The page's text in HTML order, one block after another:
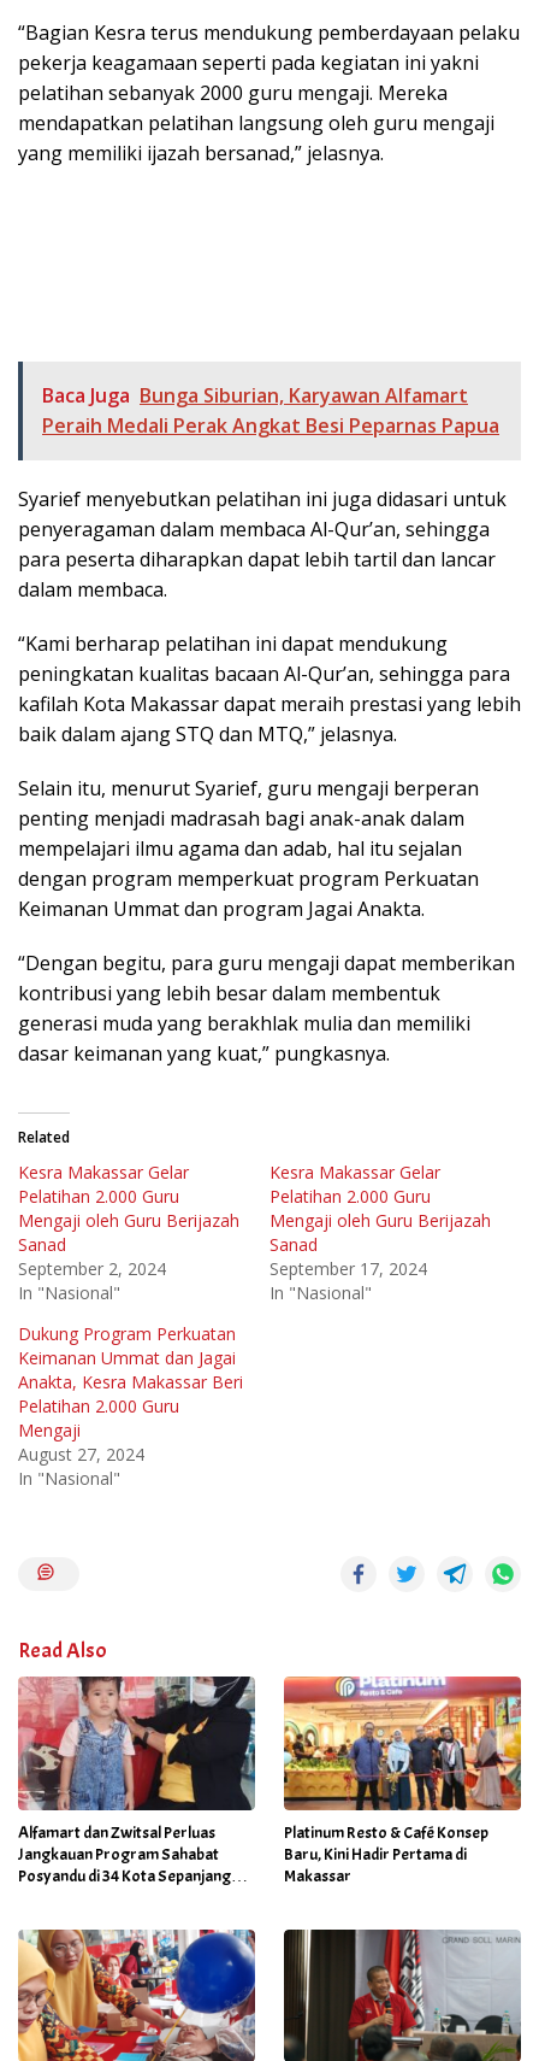
“Bagian Kesra terus mendukung pemberdayaan pelaku
pekerja keagamaan seperti pada kegiatan ini yakni
pelatihan sebanyak 2000 guru mengaji. Mereka
mendapatkan pelatihan langsung oleh guru mengaji
yang memiliki ijazah bersanad,” jelasnya.
Baca Juga Bunga Siburian, Karyawan Alfamart
Peraih Medali Perak Angkat Besi Peparnas Papua
Syarief menyebutkan pelatihan ini juga didasari untuk
penyeragaman dalam membaca Al-Qur’an, sehingga
para peserta diharapkan dapat lebih tartil dan lancar
dalam membaca.
“Kami berharap pelatihan ini dapat mendukung
peningkatan kualitas bacaan Al-Qur’an, sehingga para
kafilah Kota Makassar dapat meraih prestasi yang lebih
baik dalam ajang STQ dan MTQ,” jelasnya.
Selain itu, menurut Syarief, guru mengaji berperan
penting menjadi madrasah bagi anak-anak dalam
mempelajari ilmu agama dan adab, hal itu sejalan
dengan program memperkuat program Perkuatan
Keimanan Ummat dan program Jagai Anakta.
“Dengan begitu, para guru mengaji dapat memberikan
kontribusi yang lebih besar dalam membentuk
generasi muda yang berakhlak mulia dan memiliki
dasar keimanan yang kuat,” pungkasnya.
Related
Kesra Makassar Gelar
Pelatihan 2.000 Guru
Mengaji oleh Guru Berijazah
Sanad
September 2, 2024
In "Nasional"
Kesra Makassar Gelar
Pelatihan 2.000 Guru
Mengaji oleh Guru Berijazah
Sanad
September 17, 2024
In "Nasional"
Dukung Program Perkuatan
Keimanan Ummat dan Jagai
Anakta, Kesra Makassar Beri
Pelatihan 2.000 Guru
Mengaji
August 27, 2024
In "Nasional"
Read Also
Alfamart dan Zwitsal Perluas
Jangkauan Program Sahabat
Posyandu di 34 Kota Sepanjang
Platinum Resto & Café Konsep
Baru, Kini Hadir Pertama di
Makassar